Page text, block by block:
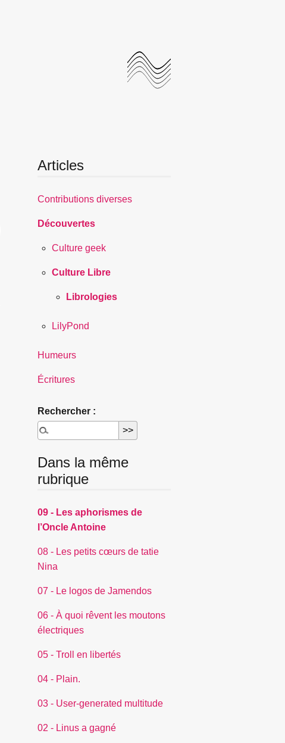
Articles
Contributions diverses
Découvertes
Culture geek
Culture Libre
Librologies
LilyPond
Humeurs
Écritures
Rechercher :
Dans la même
rubrique
09 - Les aphorismes de
l’Oncle Antoine
08 - Les petits cœurs de tatie
Nina
07 - Le logos de Jamendos
06 - À quoi rêvent les moutons
électriques
05 - Troll en libertés
04 - Plain.
03 - User-generated multitude
02 - Linus a gagné